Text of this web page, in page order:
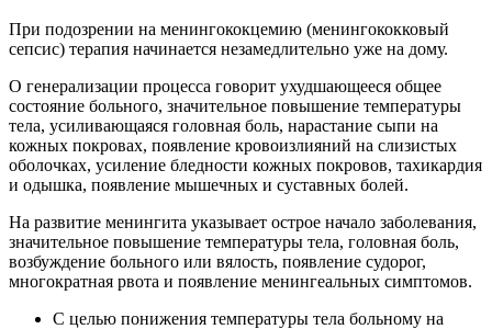
При подозрении на менингококцемию (менингококковый
сепсис) терапия начинается незамедлительно уже на дому.
О генерализации процесса говорит ухудшающееся общее
состояние больного, значительное повышение температуры
тела, усиливающаяся головная боль, нарастание сыпи на
кожных покровах, появление кровоизлияний на слизистых
оболочках, усиление бледности кожных покровов, тахикардия
и одышка, появление мышечных и суставных болей.
На развитие менингита указывает острое начало заболевания,
значительное повышение температуры тела, головная боль,
возбуждение больного или вялость, появление судорог,
многократная рвота и появление менингеальных симптомов.
С целью понижения температуры тела больному на